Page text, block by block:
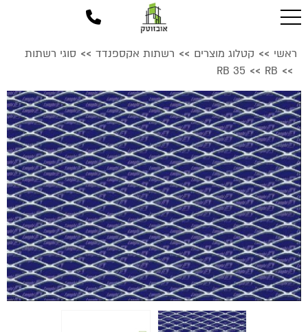
ראשי >> קטלוג מוצרים >> רשתות אקספנדד >> סוגי רשתות
>>
RB
>>
RB 35